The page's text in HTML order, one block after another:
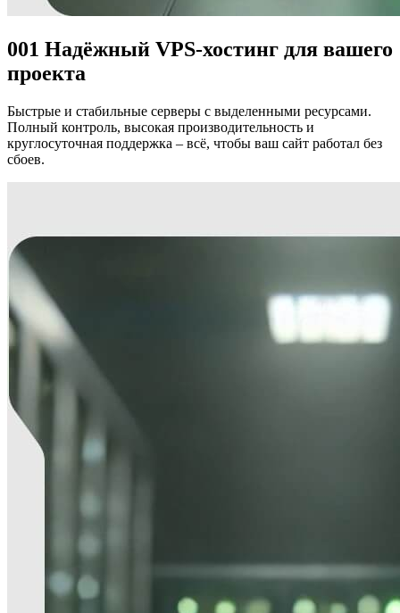
001 Надёжный VPS-хостинг для вашего
проекта
Быстрые и стабильные серверы с выделенными ресурсами.
Полный контроль, высокая производительность и
круглосуточная поддержка – всё, чтобы ваш сайт работал без
сбоев.